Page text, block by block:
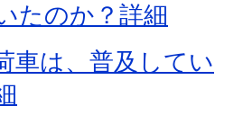
たのか？詳細
車は、普及してい